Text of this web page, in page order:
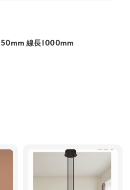
線長1000mm